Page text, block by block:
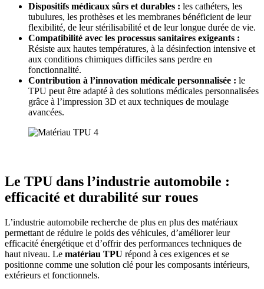
Dispositifs médicaux sûrs et durables : les cathéters, les
tubulures, les prothèses et les membranes bénéficient de leur
flexibilité, de leur stérilisabilité et de leur longue durée de vie.
Compatibilité avec les processus sanitaires exigeants :
Résiste aux hautes températures, à la désinfection intensive et
aux conditions chimiques difficiles sans perdre en
fonctionnalité.
Contribution à l’innovation médicale personnalisée : le
TPU peut être adapté à des solutions médicales personnalisées
grâce à l’impression 3D et aux techniques de moulage
avancées.
Le TPU dans l’industrie automobile :
efficacité et durabilité sur roues
L’industrie automobile recherche de plus en plus des matériaux
permettant de réduire le poids des véhicules, d’améliorer leur
efficacité énergétique et d’offrir des performances techniques de
haut niveau. Le matériau TPU répond à ces exigences et se
positionne comme une solution clé pour les composants intérieurs,
extérieurs et fonctionnels.